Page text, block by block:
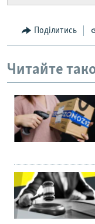
Поділитись
Читайте